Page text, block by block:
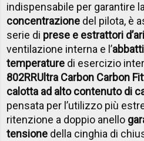
indispensabile per garantire
concentrazione del pilota, è
serie di prese e estrattori
ventilazione interna e l’
temperature di esercizio
802RRUltra Carbon Carbon
calotta ad alto contenuto di
pensata per l’utilizzo più
ritenzione a doppio anello
tensione della cinghia di